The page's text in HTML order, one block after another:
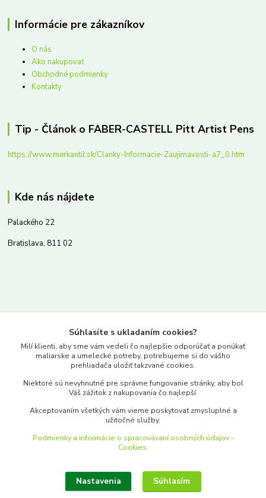
Informácie pre zákazníkov
O nás
Ako nakupovať
Obchodné podmienky
Kontakty
Tip - Článok o FABER-CASTELL Pitt Artist Pens
https://www.merkantil.sk/Clanky-Informacie-Zaujimavosti-a7_0.htm
Kde nás nájdete
Palackého 22
Bratislava, 811 02
www.merkantil.sk
Pondelok-Piatok: 9.00-17.00hod.
objednavky@merkantil-obchod.sk
Upraviť zber cookies.
Súhlasíte s ukladaním cookies?
Milí klienti, aby sme vám vedeli čo najlepšie odporúčať a ponúkať
maliarske a umelecké potreby, potrebujeme si do vášho
prehliadača uložiť takzvané cookies.
Niektoré sú nevyhnutné pre správne fungovanie stránky, aby bol
Váš zážitok z nakupovania čo najlepší.
Akceptovaním všetkých vám vieme poskytovať zmysluplné a
užitočné služby.
Podmienky a informácie o spracovávaní osobných údajov -
Cookies.
Nastavenia Súhlasím